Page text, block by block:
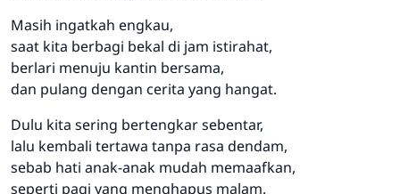
Masih ingatkah engkau,
saat kita berbagi bekal di jam istirahat,
berlari menuju kantin bersama,
dan pulang dengan cerita yang hangat.
Dulu kita sering bertengkar sebentar,
lalu kembali tertawa tanpa rasa dendam,
sebab hati anak-anak mudah memaafkan,
seperti pagi yang menghapus malam.